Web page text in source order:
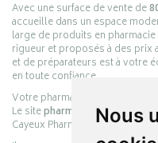
Nous
Avec une surface de vente de
accueille dans un espace
large de produits en
rigueur et proposés à des prix
et de préparateurs est à votre
en toute confiance.
Votre pharmacie en ligne :
Le sitepharmacie-cayeux.frest
Cayeux Pharmabest Berck-